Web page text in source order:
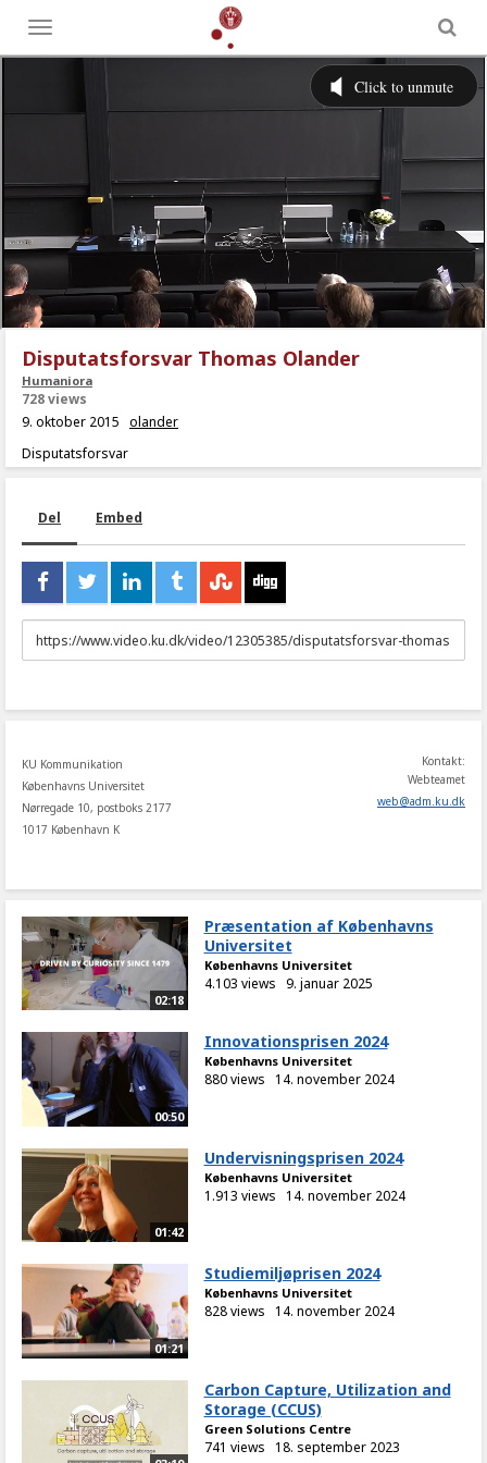
Toggle
menu
Disputatsforsvar Thomas Olander
Humaniora
728 views
9. oktober 2015 olander
Disputatsforsvar
Del Embed
URL
to
KU Kommunikation
Københavns Universitet
Nørregade 10, postboks 2177
1017 København K
Kontakt:
Webteamet
web@adm.ku.dk
02:18
Præsentation af Københavns
Universitet
Københavns Universitet
4.103 views 9. januar 2025
00:50
Innovationsprisen 2024
Københavns Universitet
880 views 14. november 2024
01:42
Undervisningsprisen 2024
Københavns Universitet
1.913 views 14. november 2024
01:21
Studiemiljøprisen 2024
Københavns Universitet
828 views 14. november 2024
Carbon Capture, Utilization and
Storage (CCUS)
Green Solutions Centre
741 views 18. september 2023